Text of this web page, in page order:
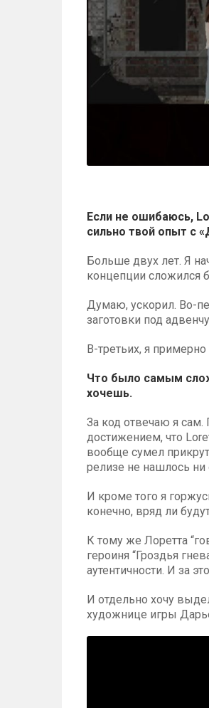
Если не ошибаюсь,
сильно твой опыт с
Больше двух лет. Я
концепции сложился
Думаю, ускорил. Во-
заготовки под
В-третьих, я
Что было самым
хочешь.
За код отвечаю я сам.
достижением, что
вообще сумел
релизе не нашлось ни
И кроме того я
конечно, вряд ли
К тому же Лоретта
героиня “Гроздья
аутентичности. И за
И отдельно хочу
художнице игры